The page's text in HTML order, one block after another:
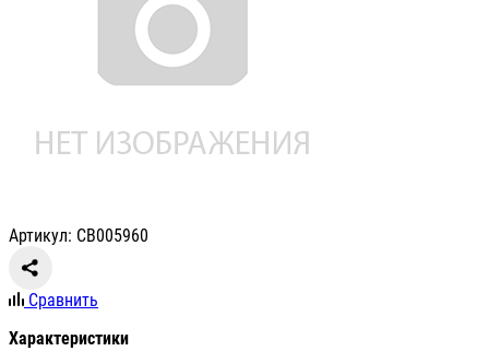
Артикул: СВ005960
Сравнить
Характеристики